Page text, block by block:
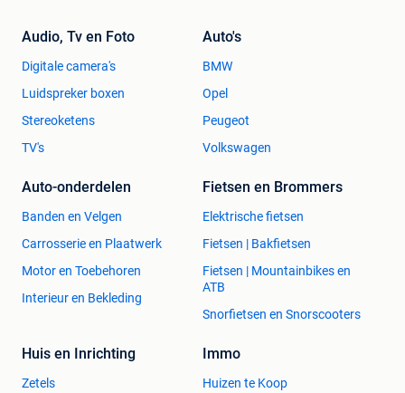
Audio, Tv en Foto
Digitale camera's
Luidspreker boxen
Stereoketens
TV's
Auto's
BMW
Opel
Peugeot
Volkswagen
Auto-onderdelen
Banden en Velgen
Carrosserie en Plaatwerk
Motor en Toebehoren
Interieur en Bekleding
Fietsen en Brommers
Elektrische fietsen
Fietsen | Bakfietsen
Fietsen | Mountainbikes en
ATB
Snorfietsen en Snorscooters
Huis en Inrichting
Zetels
Immo
Huizen te Koop